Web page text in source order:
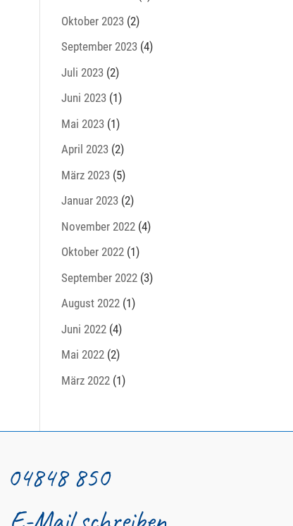
Oktober 2023 (2)
September 2023 (4)
Juli 2023 (2)
Juni 2023 (1)
Mai 2023 (1)
April 2023 (2)
März 2023 (5)
Januar 2023 (2)
November 2022 (4)
Oktober 2022 (1)
September 2022 (3)
August 2022 (1)
Juni 2022 (4)
Mai 2022 (2)
März 2022 (1)
04848 850